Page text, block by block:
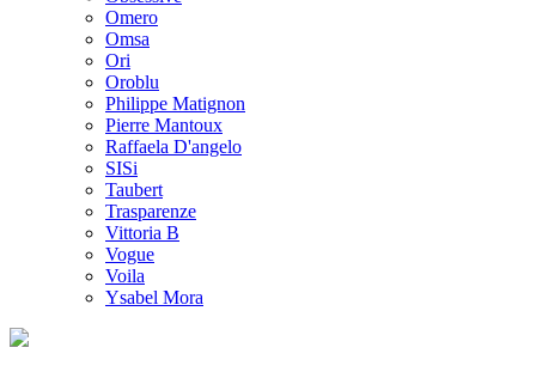
Omero
Omsa
Ori
Oroblu
Philippe Matignon
Pierre Mantoux
Raffaela D'angelo
SISi
Taubert
Trasparenze
Vittoria B
Vogue
Voila
Ysabel Mora